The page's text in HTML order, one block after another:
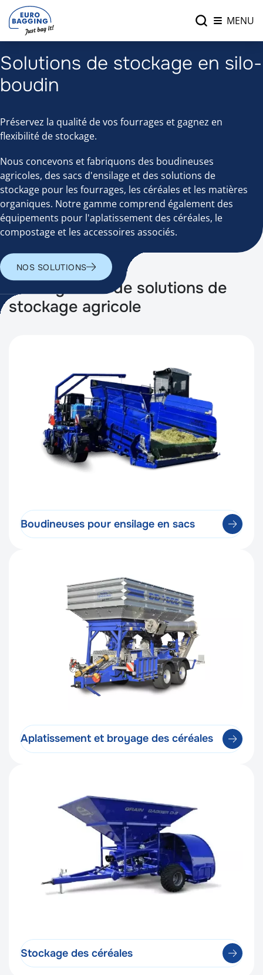
MENU
Solutions de stockage en silo-
boudin
Préservez la qualité de vos fourrages et gagnez en
flexibilité de stockage.
Nous concevons et fabriquons des boudineuses
agricoles, des sacs d'ensilage et des solutions de
stockage pour les fourrages, les céréales et les matières
organiques. Notre gamme comprend également des
équipements pour l'aplatissement des céréales, le
compostage et les accessoires associés.
NOS SOLUTIONS
Notre gamme de solutions de
stockage agricole
Boudineuses pour ensilage en sacs
Aplatissement et broyage des céréales
Stockage des céréales